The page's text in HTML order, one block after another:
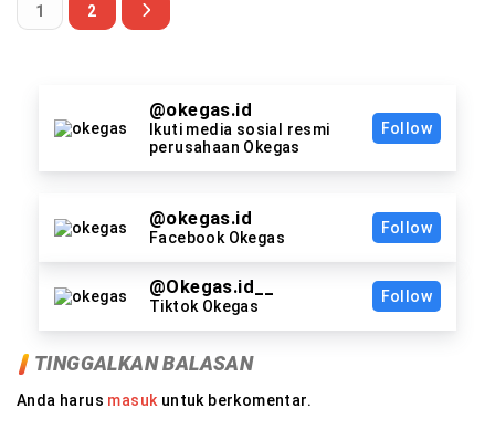
1 2
@okegas.id
Ikuti media sosial resmi
perusahaan Okegas
Follow
@okegas.id
Facebook Okegas
Follow
@Okegas.id__
Tiktok Okegas
Follow
TINGGALKAN BALASAN
Anda harus masuk untuk berkomentar.